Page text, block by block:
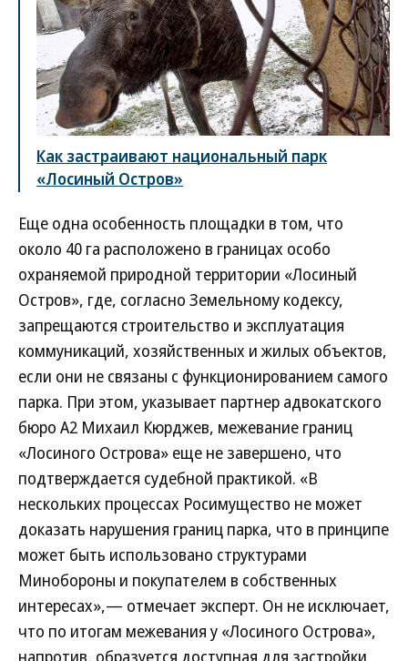
Как застраивают национальный парк
«Лосиный Остров»
Еще одна особенность площадки в том, что
около 40 га расположено в границах особо
охраняемой природной территории «Лосиный
Остров», где, согласно Земельному кодексу,
запрещаются строительство и эксплуатация
коммуникаций, хозяйственных и жилых объектов,
если они не связаны с функционированием самого
парка. При этом, указывает партнер адвокатского
бюро А2 Михаил Кюрджев, межевание границ
«Лосиного Острова» еще не завершено, что
подтверждается судебной практикой. «В
нескольких процессах Росимущество не может
доказать нарушения границ парка, что в принципе
может быть использовано структурами
Минобороны и покупателем в собственных
интересах»,— отмечает эксперт. Он не исключает,
что по итогам межевания у «Лосиного Острова»,